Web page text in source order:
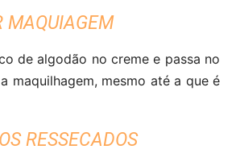
MAQUIAGEM
de algodão no creme e passa no
maquilhagem, mesmo até a que é
RESSECADOS